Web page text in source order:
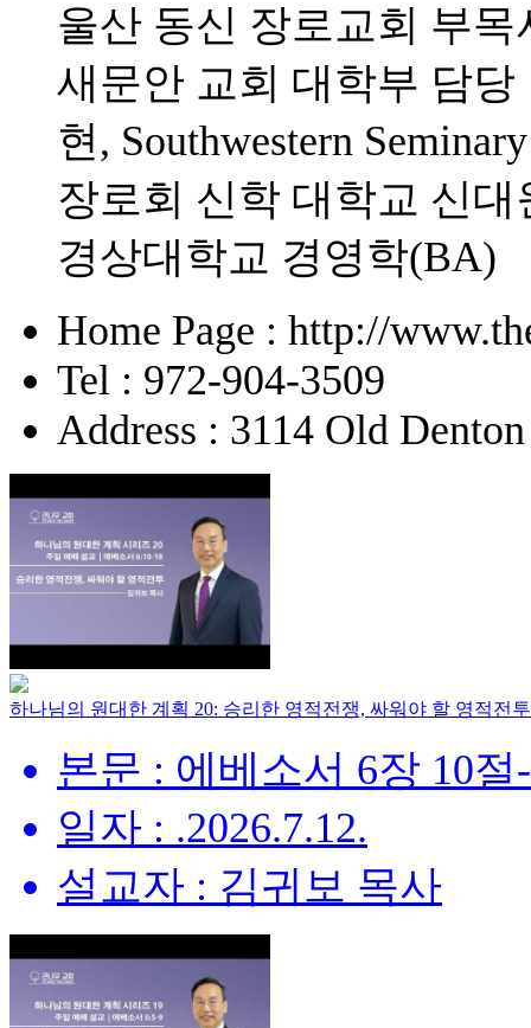
울산 동신 장로교회 부목
새문안 교회 대학부 담당
현, Southwestern
장로회 신학 대학교 신
경상대학교 경영학(BA)
Home Page : http://
Tel : 972-904-3509
Address : 3114 Old
하나님의 원대한 계획 20: 승리한 영적전쟁, 싸워야 할 영적전투
본문 : 에베소서 6장 10절
일자 : .2026.7.12.
설교자 : 김귀보 목사